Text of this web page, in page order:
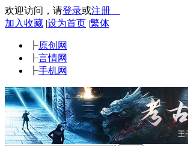
欢迎访问 ， 请登录或注册
加入收藏 |设为首页 |繁体
┠原创网
┠言情网
┠手机网